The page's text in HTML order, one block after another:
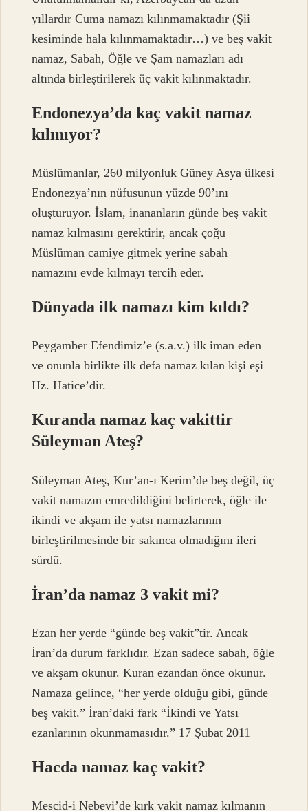
yıllardır Cuma namazı kılınmamaktadır (Şii
kesiminde hala kılınmamaktadır…) ve beş vakit
namaz, Sabah, Öğle ve Şam namazları adı
altında birleştirilerek üç vakit kılınmaktadır.
Endonezya’da kaç vakit namaz
kılınıyor?
Müslümanlar, 260 milyonluk Güney Asya ülkesi
Endonezya’nın nüfusunun yüzde 90’ını
oluşturuyor. İslam, inananların günde beş vakit
namaz kılmasını gerektirir, ancak çoğu
Müslüman camiye gitmek yerine sabah
namazını evde kılmayı tercih eder.
Dünyada ilk namazı kim kıldı?
Peygamber Efendimiz’e (s.a.v.) ilk iman eden
ve onunla birlikte ilk defa namaz kılan kişi eşi
Hz. Hatice’dir.
Kuranda namaz kaç vakittir
Süleyman Ateş?
Süleyman Ateş, Kur’an-ı Kerim’de beş değil, üç
vakit namazın emredildiğini belirterek, öğle ile
ikindi ve akşam ile yatsı namazlarının
birleştirilmesinde bir sakınca olmadığını ileri
sürdü.
İran’da namaz 3 vakit mi?
Ezan her yerde “günde beş vakit”tir. Ancak
İran’da durum farklıdır. Ezan sadece sabah, öğle
ve akşam okunur. Kuran ezandan önce okunur.
Namaza gelince, “her yerde olduğu gibi, günde
beş vakit.” İran’daki fark “İkindi ve Yatsı
ezanlarının okunmamasıdır.” 17 Şubat 2011
Hacda namaz kaç vakit?
Mescid-i Nebevi’de kırk vakit namaz kılmanın